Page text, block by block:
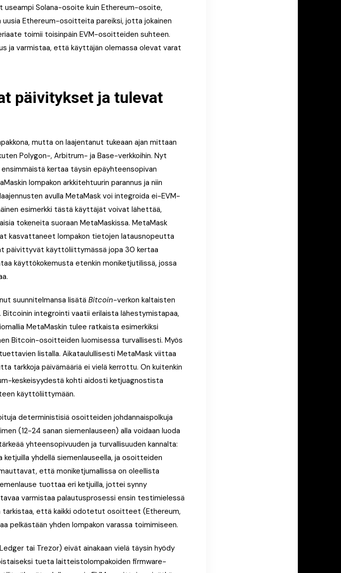
Solana-osoite kuin Ethereum-osoite,
Ethereum-osoitteita pareiksi, jotta jokainen
toimii toisinpäin EVM-osoitteiden suhteen.
ja varmistaa, että käyttäjän olemassa olevat varat
päivitykset ja tulevat
mutta on laajentanut tukeaan ajan mittaan
Polygon-, Arbitrum- ja Base-verkkoihin. Nyt
kertaa täysin epäyhteensopivan
lompakon arkkitehtuurin parannus ja niin
avulla MetaMask voi integroida ei-EVM-
esimerkki tästä käyttäjät voivat lähettää,
tokeneita suoraan MetaMaskissa. MetaMask
kasvattaneet lompakon tietojen latausnopeutta
päivittyvät käyttöliittymässä jopa 30 kertaa
käyttökokemusta etenkin moniketjutilissä, jossa
suunnitelmansa lisätä Bitcoin-verkon kaltaisten
integrointi vaatii erilaista lähestymistapaa,
MetaMaskin tulee ratkaista esimerkiksi
Bitcoin-osoitteiden luomisessa turvallisesti. Myös
listalla. Aikataulullisesti MetaMask viittaa
tarkkoja päivämääriä ei vielä kerrottu. On kuitenkin
keskeisyydestä kohti aidosti ketjuagnostista
käyttöliittymään.
deterministisiä osoitteiden johdannaispolkuja
(12-24 sanan siemenlauseen) alla voidaan luoda
yhteensopivuuden ja turvallisuuden kannalta:
ketjuilla yhdellä siemenlauseella, ja osoitteiden
että moniketjumallissa on oleellista
tuottaa eri ketjuilla, jottei synny
varmistaa palautusprosessi ensin testimielessä
tarkistaa, että kaikki odotetut osoitteet (Ethereum,
pelkästään yhden lompakon varassa toimimiseen.
tai Trezor) eivät ainakaan vielä täysin hyödy
tueta laitteistolompakoiden firmware-